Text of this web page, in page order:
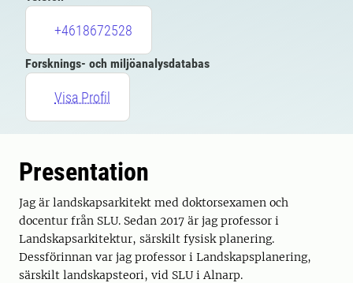
+4618672528
Forsknings- och miljöanalysdatabas
Visa Profil
Presentation
Jag är landskapsarkitekt med doktorsexamen och
docentur från SLU. Sedan 2017 är jag professor i
Landskapsarkitektur, särskilt fysisk planering.
Dessförinnan var jag professor i Landskapsplanering,
särskilt landskapsteori, vid SLU i Alnarp.